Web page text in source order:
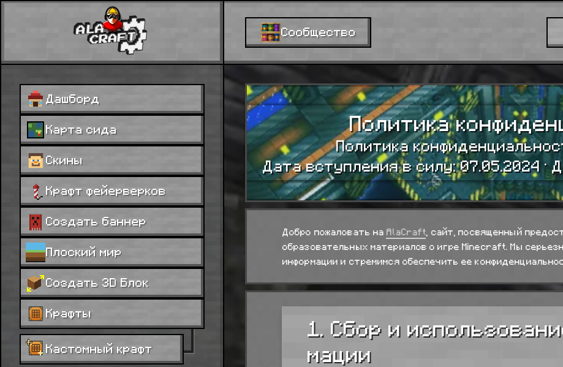
Дашборд
Карта сида
Скины
Крафт фейерверков
Создать баннер
Плоский мир
Создать 3D Блок
Крафты
Кастомный крафт
Сообщество
Политика
Политика
Дата вступления в силу: 07.05.2024 ·
Добро пожаловать на AlaCraft , сайт, посвященный
образовательных материалов о игре Minecraft. Мы
информации и стремимся обеспечить ее
1. Сбор и
мации